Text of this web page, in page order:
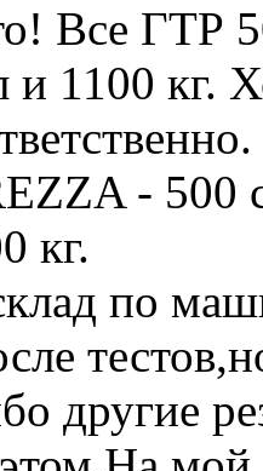
Все ГТР
и 1100 кг.
- 500
кг.
по
другие